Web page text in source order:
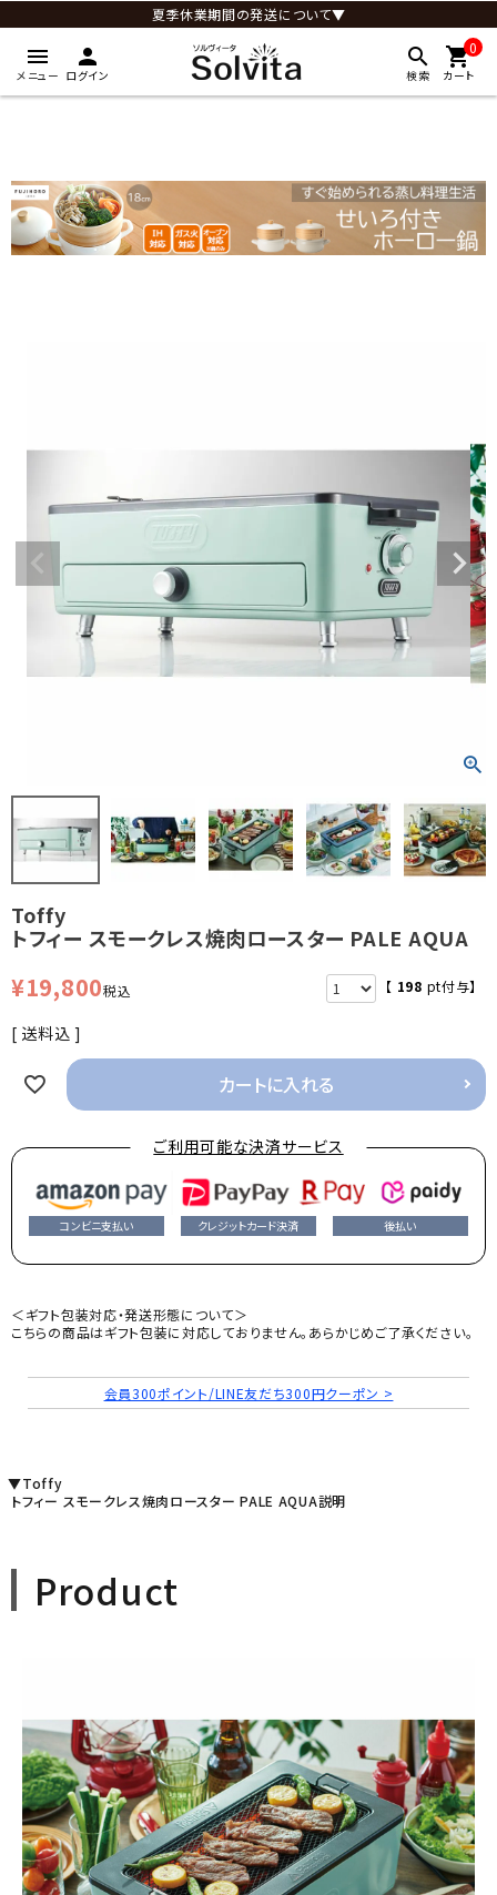
夏季休業期間の発送について▼
menu
メニュー
person
ログイン
search
検索
0
shopping_cart
カート
Toffy
トフィー スモークレス焼肉ロースター PALE AQUA
¥19,800税込 【 198 pt付与】
送料込
カートに入れる
ご利用可能な決済サービス
コンビニ支払い クレジットカード決済 後払い
＜ギフト包装対応・発送形態について＞
こちらの商品はギフト包装に対応しておりません。あらかじめご了承ください。
会員300ポイント/LINE友だち300円クーポン >
▼Toffy
トフィー スモークレス焼肉ロースター PALE AQUA説明
Product